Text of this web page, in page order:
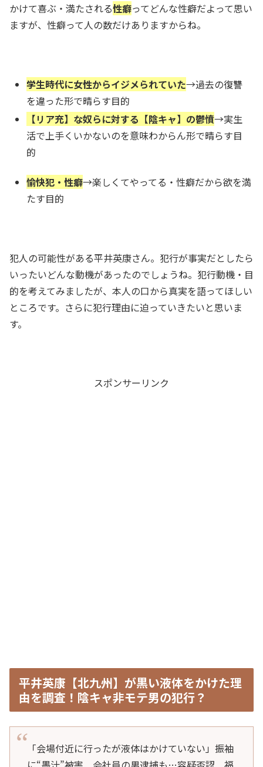
かけて喜ぶ・満たされる性癖ってどんな性癖だよって思い
ますが、性癖って人の数だけありますからね。
学生時代に女性からイジメられていた→過去の復讐
を違った形で晴らす目的
【リア充】な奴らに対する【陰キャ】の鬱憤→実生
活で上手くいかないのを意味わからん形で晴らす目
的
愉快犯・性癖→楽しくてやってる・性癖だから欲を満
たす目的
犯人の可能性がある平井英康さん。犯行が事実だとしたら
いったいどんな動機があったのでしょうね。犯行動機・目
的を考えてみましたが、本人の口から真実を語ってほしい
ところです。さらに犯行理由に迫っていきたいと思いま
す。
スポンサーリンク
平井英康【北九州】が黒い液体をかけた理
由を調査！陰キャ非モテ男の犯行？
「会場付近に行ったが液体はかけていない」振袖